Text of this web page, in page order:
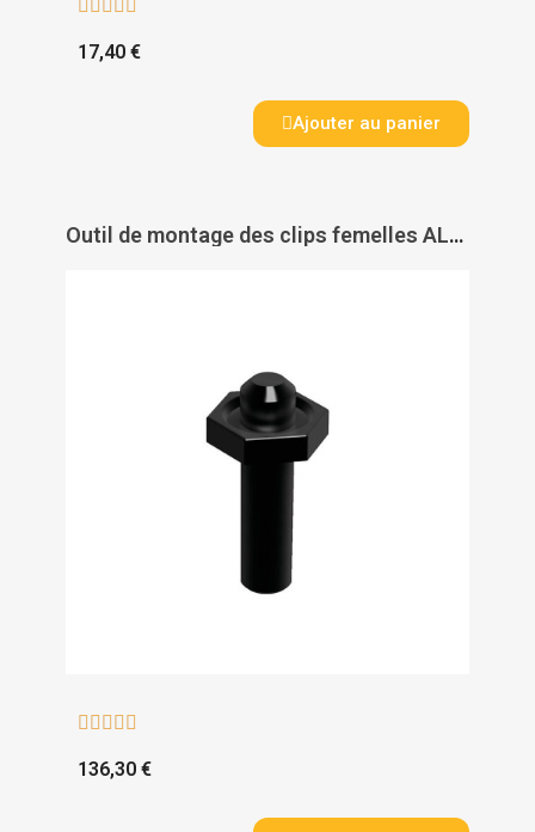
    
17,40 €
Ajouter au panier
Outil de montage des clips femelles ALU CT19 - DOMARINE
    
136,30 €